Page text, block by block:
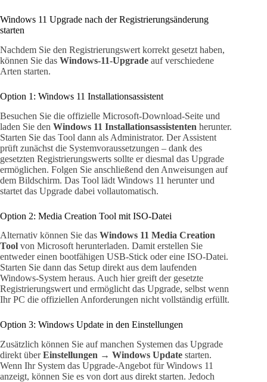
Windows 11 Upgrade nach der Registrierungsänderung
starten
Nachdem Sie den Registrierungswert korrekt gesetzt haben,
können Sie das Windows-11-Upgrade auf verschiedene
Arten starten.
Option 1: Windows 11 Installationsassistent
Besuchen Sie die offizielle Microsoft-Download-Seite und
laden Sie den Windows 11 Installationsassistenten herunter.
Starten Sie das Tool dann als Administrator. Der Assistent
prüft zunächst die Systemvoraussetzungen – dank des
gesetzten Registrierungswerts sollte er diesmal das Upgrade
ermöglichen. Folgen Sie anschließend den Anweisungen auf
dem Bildschirm. Das Tool lädt Windows 11 herunter und
startet das Upgrade dabei vollautomatisch.
Option 2: Media Creation Tool mit ISO-Datei
Alternativ können Sie das Windows 11 Media Creation
Tool von Microsoft herunterladen. Damit erstellen Sie
entweder einen bootfähigen USB-Stick oder eine ISO-Datei.
Starten Sie dann das Setup direkt aus dem laufenden
Windows-System heraus. Auch hier greift der gesetzte
Registrierungswert und ermöglicht das Upgrade, selbst wenn
Ihr PC die offiziellen Anforderungen nicht vollständig erfüllt.
Option 3: Windows Update in den Einstellungen
Zusätzlich können Sie auf manchen Systemen das Upgrade
direkt überEinstellungen → Windows Update starten.
Wenn Ihr System das Upgrade-Angebot für Windows 11
anzeigt, können Sie es von dort aus direkt starten. Jedoch